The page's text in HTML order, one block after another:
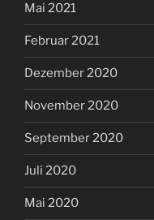
Mai 2021
Februar 2021
Dezember 2020
November 2020
September 2020
Juli 2020
Mai 2020